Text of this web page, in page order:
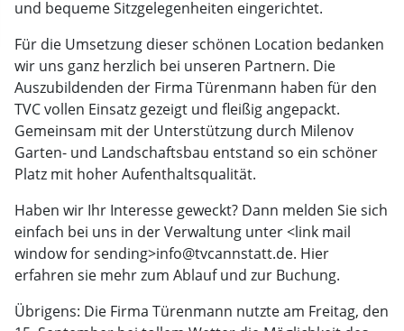
und bequeme Sitzgelegenheiten eingerichtet.
Für die Umsetzung dieser schönen Location bedanken
wir uns ganz herzlich bei unseren Partnern. Die
Auszubildenden der Firma Türenmann haben für den
TVC vollen Einsatz gezeigt und fleißig angepackt.
Gemeinsam mit der Unterstützung durch Milenov
Garten- und Landschaftsbau entstand so ein schöner
Platz mit hoher Aufenthaltsqualität.
Haben wir Ihr Interesse geweckt? Dann melden Sie sich
einfach bei uns in der Verwaltung unter <link mail
window for sending>info@tvcannstatt.de. Hier
erfahren sie mehr zum Ablauf und zur Buchung.
Übrigens: Die Firma Türenmann nutzte am Freitag, den